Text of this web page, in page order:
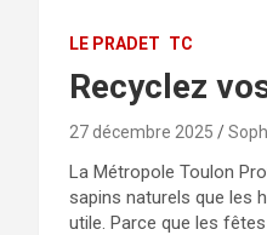
LE PRADET TC
Recyclez
27 décembre 2025
La Métropole Toulon
sapins naturels que les
utile. Parce que les